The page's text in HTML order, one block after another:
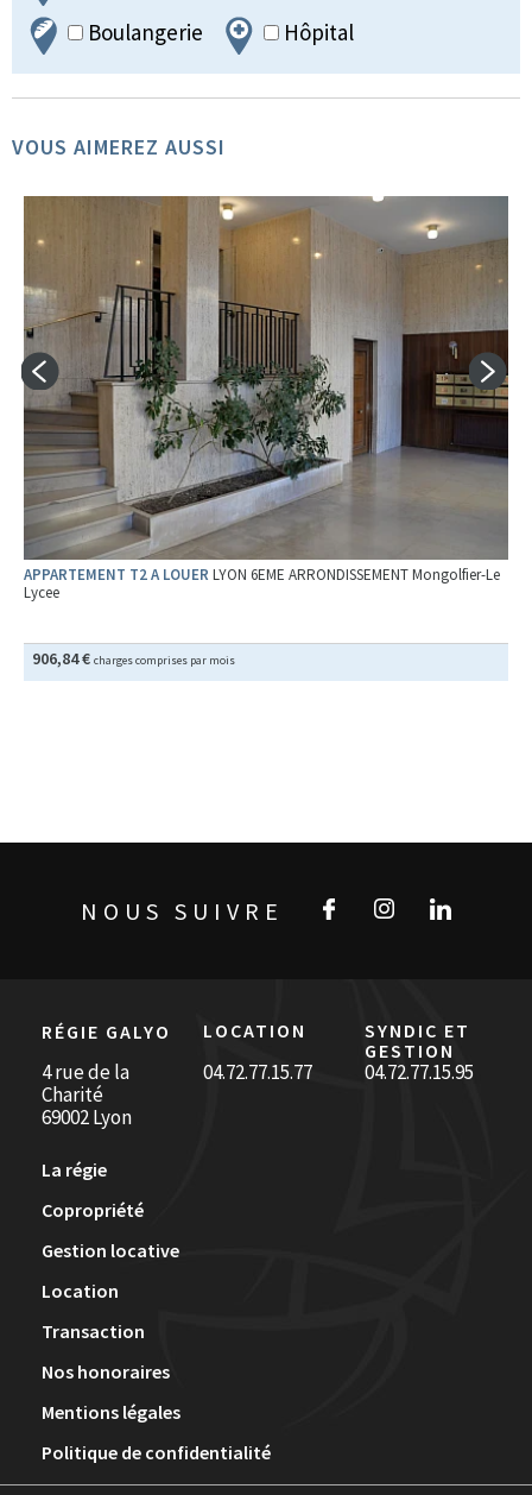
Boulangerie
Hôpital
VOUS AIMEREZ AUSSI
APPARTEMENT T2 A LOUER LYON 6EME ARRONDISSEMENT Mongolfier-Le
Lycee
906,84 € charges comprises par mois
NOUS SUIVRE
RÉGIE GALYO LOCATION
SYNDIC ET
GESTION
4 rue de la
Charité
69002 Lyon
04.72.77.15.77 04.72.77.15.95
La régie
Copropriété
Gestion locative
Location
Transaction
Nos honoraires
Mentions légales
Politique de confidentialité